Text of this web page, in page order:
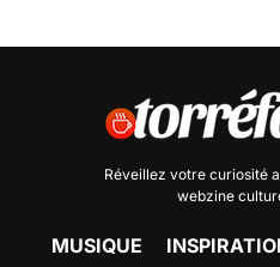
Réveillez votre curiosité
webzine
MUSIQUE